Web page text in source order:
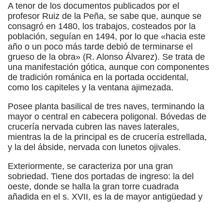
A tenor de los documentos publicados por el
profesor Ruiz de la Peña, se sabe que, aunque se
consagró en 1480, los trabajos, costeados por la
población, seguían en 1494, por lo que «hacia este
año o un poco más tarde debió de terminarse el
grueso de la obra» (R. Alonso Álvarez). Se trata de
una manifestación gótica, aunque con componentes
de tradición románica en la portada occidental,
como los capiteles y la ventana ajimezada.
Posee planta basilical de tres naves, terminando la
mayor o central en cabecera poligonal. Bóvedas de
crucería nervada cubren las naves laterales,
mientras la de la principal es de crucería estrellada,
y la del ábside, nervada con lunetos ojivales.
Exteriormente, se caracteriza por una gran
sobriedad. Tiene dos portadas de ingreso: la del
oeste, donde se halla la gran torre cuadrada
añadida en el s. XVII, es la de mayor antigüedad y